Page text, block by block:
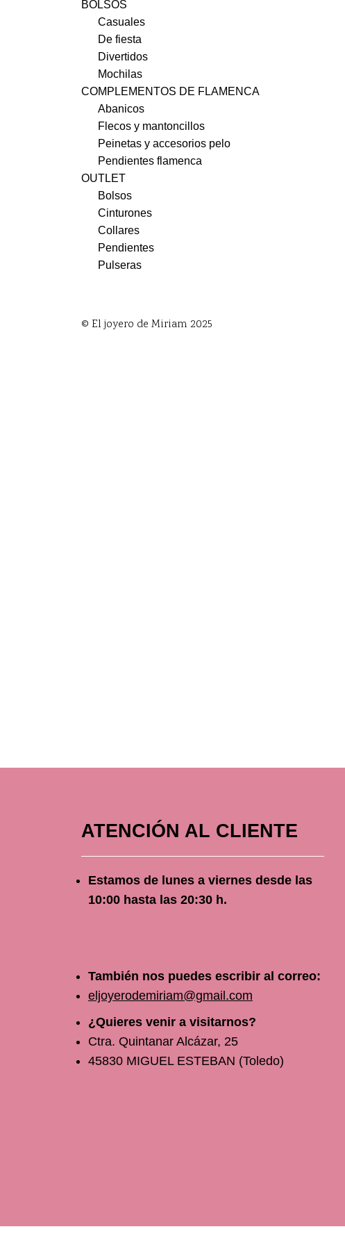
BOLSOS
Casuales
De fiesta
Divertidos
Mochilas
COMPLEMENTOS DE FLAMENCA
Abanicos
Flecos y mantoncillos
Peinetas y accesorios pelo
Pendientes flamenca
OUTLET
Bolsos
Cinturones
Collares
Pendientes
Pulseras
© El joyero de Miriam 2025
ATENCIÓN AL CLIENTE
Estamos de lunes a viernes desde las
10:00 hasta las 20:30 h.
También nos puedes escribir al correo:
eljoyerodemiriam@gmail.com
¿Quieres venir a visitarnos?
Ctra. Quintanar Alcázar, 25
45830 MIGUEL ESTEBAN (Toledo)